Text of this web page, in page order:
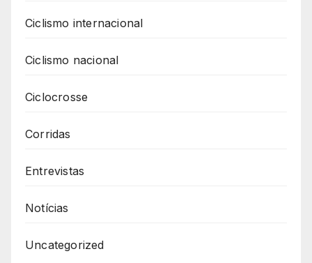
Ciclismo internacional
Ciclismo nacional
Ciclocrosse
Corridas
Entrevistas
Notícias
Uncategorized